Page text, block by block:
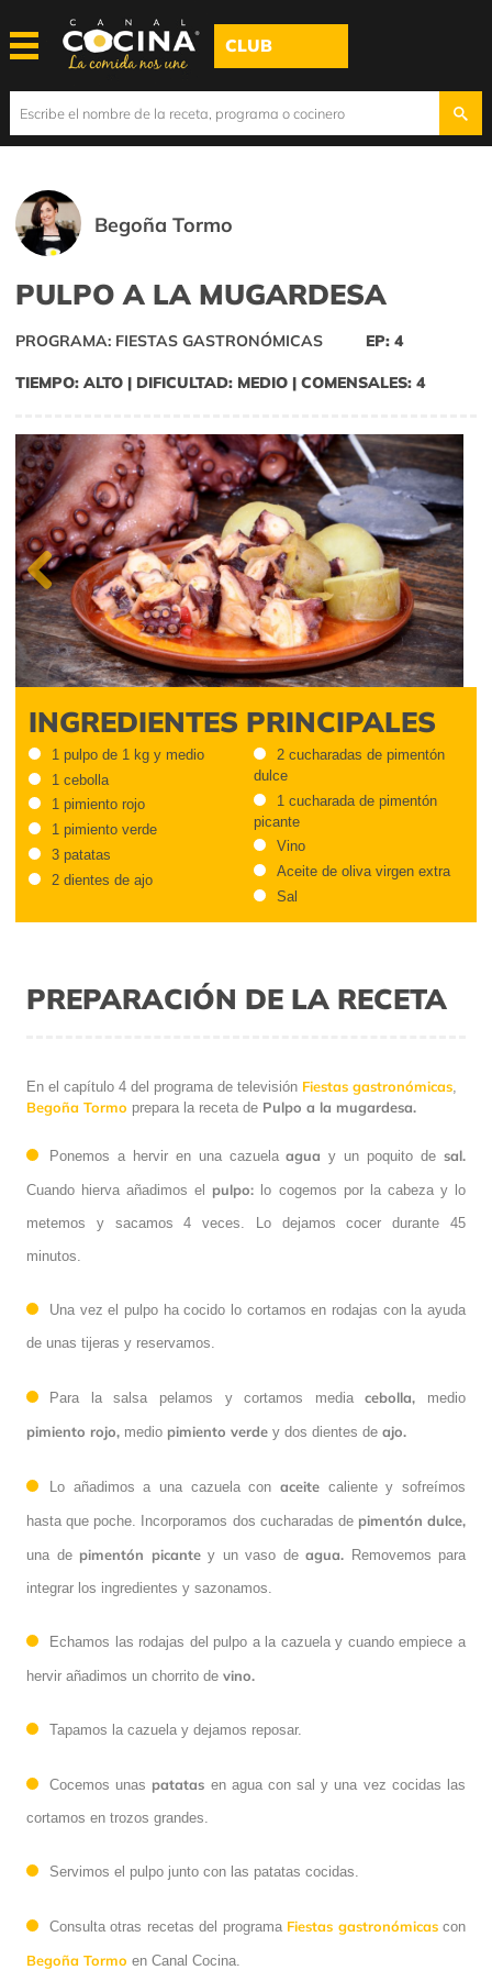
CLUB
Begoña Tormo
PULPO A LA MUGARDESA
PROGRAMA: FIESTAS GASTRONÓMICAS EP: 4
TIEMPO: ALTO | DIFICULTAD: MEDIO | COMENSALES: 4
Previous
INGREDIENTES PRINCIPALES
1 pulpo de 1 kg y medio
1 cebolla
1 pimiento rojo
1 pimiento verde
3 patatas
2 dientes de ajo
2 cucharadas de pimentón
dulce
1 cucharada de pimentón
picante
Vino
Aceite de oliva virgen extra
Sal
PREPARACIÓN DE LA RECETA
En el capítulo 4 del programa de televisión Fiestas gastronómicas
Begoña Tormo prepara la receta de Pulpo a la mugardesa.
Ponemos a hervir en una cazuelaagua y un poquito desal.
Cuando hierva añadimos el pulpo: lo cogemos por la cabeza y lo
metemos y sacamos 4 veces. Lo dejamos cocer durante 45
minutos.
Una vez el pulpo ha cocido lo cortamos en rodajas con la ayuda
de unas tijeras y reservamos.
Para la salsa pelamos y cortamos mediacebolla, medio
pimiento rojo, medio pimiento verde y dos dientes de ajo.
Lo añadimos a una cazuela con aceite caliente y sofreímos
hasta que poche. Incorporamos dos cucharadas de pimentón dulce,
una de pimentón picantey un vaso de agua. Removemos para
integrar los ingredientes y sazonamos.
Echamos las rodajas del pulpo a la cazuela y cuando empiece a
hervir añadimos un chorrito de vino.
Tapamos la cazuela y dejamos reposar.
Cocemos unas patatas en agua con sal y una vez cocidas las
cortamos en trozos grandes.
Servimos el pulpo junto con las patatas cocidas.
Consulta otras recetas del programa Fiestas gastronómicascon
Begoña Tormo en Canal Cocina.